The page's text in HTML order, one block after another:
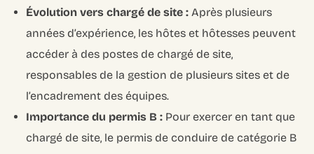
Évolution vers chargé de site : Après plusieurs
années d’expérience, les hôtes et hôtesses peuvent
accéder à des postes de chargé de site,
responsables de la gestion de plusieurs sites et de
l’encadrement des équipes.
Importance du permis B : Pour exercer en tant que
chargé de site, le permis de conduire de catégorie B